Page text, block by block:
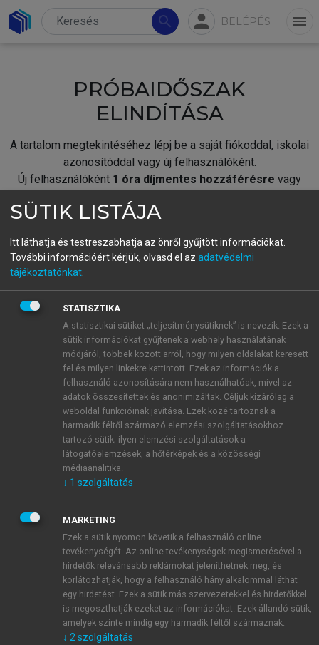
search person BELÉPÉS menu
PRÓBAIDŐSZAK
ELINDÍTÁSA
A tartalom megtekintéséhez lépj be a saját fiókoddal, iskolai
azonosítóddal vagy új felhasználóként.
Új felhasználóként 1 óra díjmentes hozzáférésre vagy
fiókoddal,vagy hozz létre új fiókot.
A regisztráció után apróbaidőszakautomatikusan
BELÉPÉS SAJÁT FIÓKKAL
ÚJ FIÓK LÉTREHOZÁSA
1 óra díjmentes hozzáférés
E-MAIL-CÍM
JELSZÓ
JELSZÓ ÚJRA
Kérek értesítést a MeRSZ újdonságairól, akcióiról.
Kérek értesítést az Akadémiai Kiadó Zrt. újdonságairól,
SÜTIK LISTÁJA
Itt láthatja és testreszabhatja az önről gyűjtött információkat.
További információért kérjük, olvasd el az adatvédelmi
tájékoztatónkat
STATISZTIKA
A statisztikai sütiket „teljesítménysütiknek” is nevezik. Ezek a
sütik információkat gyűjtenek a webhely használatának
módjáról, többek között arról, hogy milyen oldalakat keresett
fel és milyen linkekre kattintott. Ezek az információk a
felhasználó azonosítására nem használhatóak, mivel az
adatok összesítettek és anonimizáltak. Céljuk kizárólag a
weboldal funkcióinak javítása. Ezek közé tartoznak a
harmadik féltől származó elemzési szolgáltatásokhoz
tartozó sütik; ilyen elemzési szolgáltatások a
látogatóelemzések, a hőtérképek és a közösségi
médiaanalitika.
↓ 1 szolgáltatás
MARKETING
Ezek a sütik nyomon követik a felhasználó online
tevékenységét. Az online tevékenységek megismerésével a
hirdetők relevánsabb reklámokat jeleníthetnek meg, és
korlátozhatják, hogy a felhasználó hány alkalommal láthat
egy hirdetést. Ezek a sütik más szervezetekkel és hirdetőkkel
is megoszthatják ezeket az információkat. Ezek állandó sütik,
amelyek szinte mindig egy harmadik féltől származnak.
↓ 2 szolgáltatás